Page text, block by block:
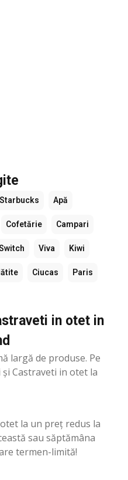
Starbucks Apă
Cofetărie Campari
Viva Kiwi
Ciucas Paris
in otet in
largă de produse. Pe
și Castraveti in otet la
la un preț redus la
sau săptămâna
termen-limită!